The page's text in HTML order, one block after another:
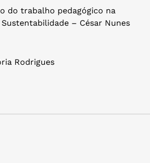
do trabalho pedagógico na
– César Nunes
Rodrigues